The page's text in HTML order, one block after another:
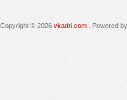
Copyright © 2026 vkadri.com . Powered by